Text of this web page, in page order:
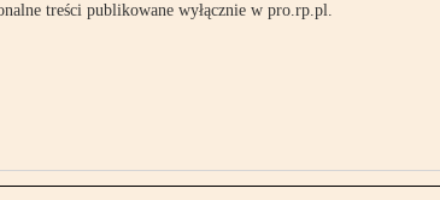
treści publikowane wyłącznie w pro.rp.pl.